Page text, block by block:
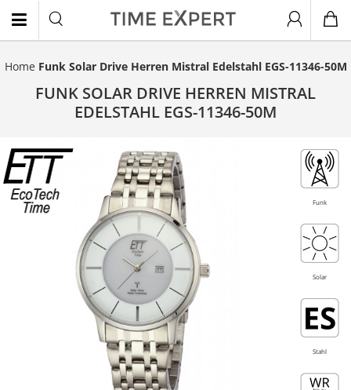
Home Funk Solar Drive Herren Mistral Edelstahl EGS-11346-50M
FUNK SOLAR DRIVE HERREN MISTRAL
EDELSTAHL EGS-11346-50M
Funk
Solar
Stahl